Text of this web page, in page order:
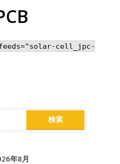
cell_jpc-
年8月